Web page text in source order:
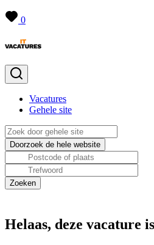
0
Vacatures
Gehele site
Helaas, deze vacature